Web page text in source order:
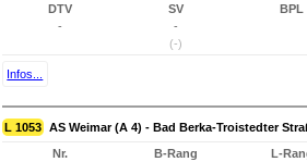
DTV
-
SV
-
(-)
BPL
Infos...
L 1053 AS Weimar (A 4) - Bad Berka-Troistedter
Nr.
B-Rang
L-